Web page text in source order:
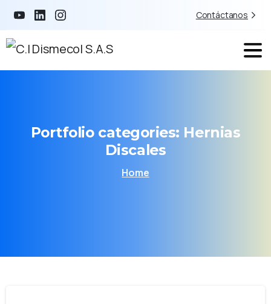
Contáctanos
Portfolio categories: Hernias
Discales
Home